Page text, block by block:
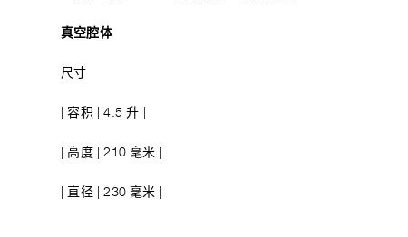
真空腔体
尺寸
| 容积 | 4.5 升 |
| 高度 | 210 毫米 |
| 直径 | 230 毫米 |